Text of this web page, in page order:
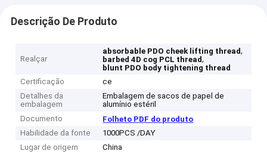
Descrição De Produto
Realçar
absorbable PDO cheek lifting thread,
barbed 4D cog PCL thread,
blunt PDO body tightening thread
Certificação
ce
Detalhes da
embalagem
Embalagem de sacos de papel de
alumínio estéril
Documento
Folheto PDF do produto
Habilidade da fonte
1000PCS /DAY
Lugar de origem
China